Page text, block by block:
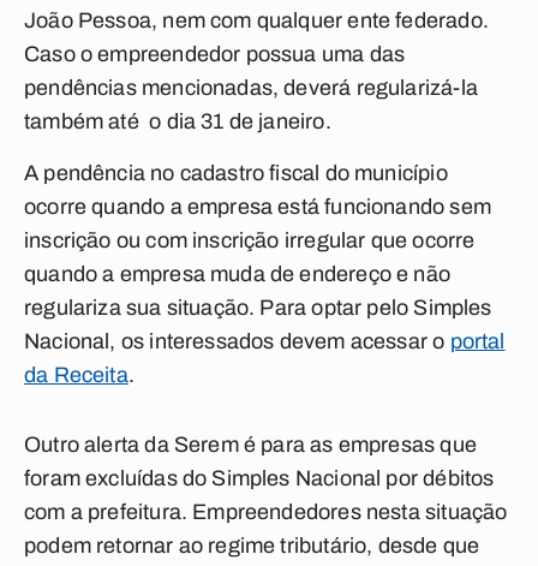
João Pessoa, nem com qualquer ente federado.
Caso o empreendedor possua uma das
pendências mencionadas, deverá regularizá-la
também até o dia 31 de janeiro.
A pendência no cadastro fiscal do município
ocorre quando a empresa está funcionando sem
inscrição ou com inscrição irregular que ocorre
quando a empresa muda de endereço e não
regulariza sua situação. Para optar pelo Simples
Nacional, os interessados devem acessar o portal
da Receita.
Outro alerta da Serem é para as empresas que
foram excluídas do Simples Nacional por débitos
com a prefeitura. Empreendedores nesta situação
podem retornar ao regime tributário, desde que